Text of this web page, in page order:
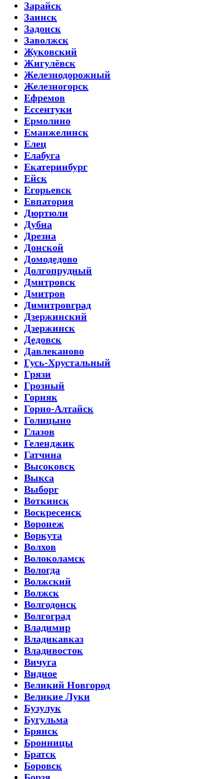
Зарайск
Заинск
Задонск
Заволжск
Жуковский
Жигулёвск
Железнодорожный
Железногорск
Ефремов
Ессентуки
Ермолино
Еманжелинск
Елец
Елабуга
Екатеринбург
Ейск
Егорьевск
Евпатория
Дюртюли
Дубна
Дрезна
Донской
Домодедово
Долгопрудный
Дмитровск
Дмитров
Димитровград
Дзержинский
Дзержинск
Дедовск
Давлеканово
Гусь-Хрустальный
Грязи
Грозный
Горняк
Горно-Алтайск
Голицыно
Глазов
Геленджик
Гатчина
Высоковск
Выкса
Выборг
Воткинск
Воскресенск
Воронеж
Воркута
Волхов
Волоколамск
Вологда
Волжский
Волжск
Волгодонск
Волгоград
Владимир
Владикавказ
Владивосток
Вичуга
Видное
Великий Новгород
Великие Луки
Бузулук
Бугульма
Брянск
Бронницы
Братск
Боровск